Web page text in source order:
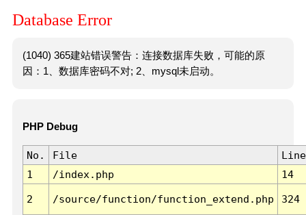
Database Error
(1040) 365建站错误警告：连接数据库失败，可能的原
因：1、数据库密码不对; 2、mysql未启动。
PHP Debug
No. File
Line
1
/index.php 14
2 /source/function/function_extend.php 324